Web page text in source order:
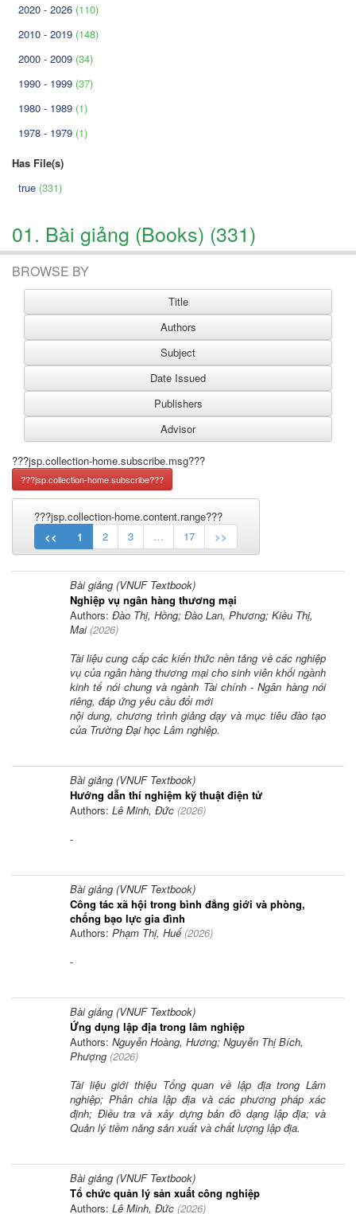
2020 - 2026 (110)
2010 - 2019 (148)
2000 - 2009 (34)
1990 - 1999 (37)
1980 - 1989 (1)
1978 - 1979 (1)
Has File(s)
true (331)
01. Bài giảng (Books) (331)
BROWSE BY
???jsp.collection-home.subscribe.msg???
???jsp.collection-home.content.range???
<<
1 2 3 … 17 >>
Bài giảng (VNUF Textbook)
Nghiệp vụ ngân hàng thương mại
Authors: Đào Thị, Hồng; Đào Lan, Phương; Kiều Thị,
Mai(2026)
Tài liệu cung cấp các kiến thức nền tảng về các nghiệp
vụ của ngân hàng thương mại cho sinh viên khối ngành
kinh tế nói chung và ngành Tài chính - Ngân hàng nói
riêng, đáp ứng yêu cầu đổi mới
nội dung, chương trình giảng dạy và mục tiêu đào tạo
của Trường Đại học Lâm nghiệp.
Bài giảng (VNUF Textbook)
Hướng dẫn thí nghiệm kỹ thuật điện tử
Authors: Lê Minh, Đức (2026)
-
Bài giảng (VNUF Textbook)
Công tác xã hội trong bình đẳng giới và phòng,
chống bạo lực gia đình
Authors: Phạm Thị, Huế(2026)
-
Bài giảng (VNUF Textbook)
Ứng dụng lập địa trong lâm nghiệp
Authors: Nguyễn Hoàng, Hương; Nguyễn Thị Bích,
Phượng (2026)
Tài liệu giới thiệu Tổng quan về lập địa trong Lâm
nghiệp; Phân chia lập địa và các phương pháp xác
định; Điều tra và xây dựng bản đồ dạng lập địa; và
Quản lý tiềm năng sản xuất và chất lượng lập địa.
Bài giảng (VNUF Textbook)
Tổ chức quản lý sản xuất công nghiệp
Authors: Lê Minh, Đức (2026)